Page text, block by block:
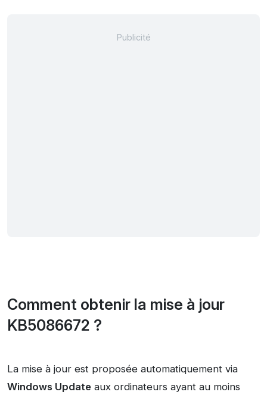
Comment obtenir la mise à jour
KB5086672 ?
La mise à jour est proposée automatiquement via
Windows Update aux ordinateurs ayant au moins